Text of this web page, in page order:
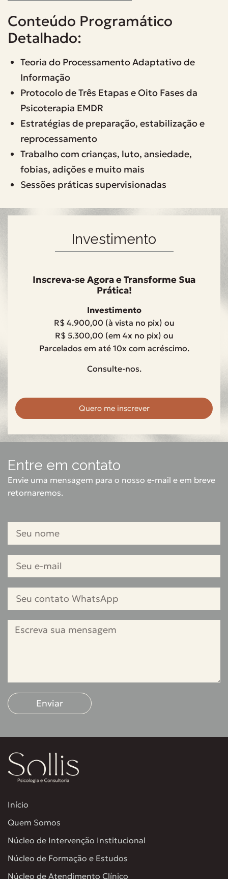
Conteúdo Programático
Detalhado:
Teoria do Processamento Adaptativo de
Informação
Protocolo de Três Etapas e Oito Fases da
Psicoterapia EMDR
Estratégias de preparação, estabilização e
reprocessamento
Trabalho com crianças, luto, ansiedade,
fobias, adições e muito mais
Sessões práticas supervisionadas
Investimento
Inscreva-se Agora e Transforme Sua
Prática!
Investimento
R$ 4.900,00 (à vista no pix) ou
R$ 5.300,00 (em 4x no pix) ou
Parcelados em até 10x com acréscimo.
Consulte-nos.
Quero me inscrever
Entre em contato
Envie uma mensagem para o nosso e-mail e em breve
retornaremos.
Enviar
Início
Quem Somos
Núcleo de Intervenção Institucional
Núcleo de Formação e Estudos
Núcleo de Atendimento Clínico